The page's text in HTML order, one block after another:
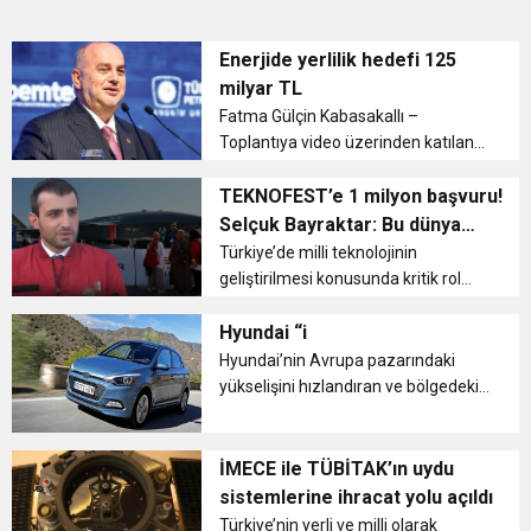
Enerjide yerlilik hedefi 125
milyar TL
Fatma Gülçin Kabasakallı –
Toplantıya video üzerinden katılan
Fatih Dönmez Türkiye’nin enerji
teknolojilerinde son yıllarda ciddi bir
atılım gerçekleştirdiğini b...
TEKNOFEST’e 1 milyon başvuru!
Selçuk Bayraktar: Bu dünya
tarihinde görülmüş şey değil
Türkiye’de milli teknolojinin
geliştirilmesi konusunda kritik rol
paydaşlığıyla, Türkiye Teknoloji
Takımı Vakfı ile Sanayi ve Teknoloji
Bakanlığı yürütücülüğünde
Hyundai “i
Hyundai’nin Avrupa pazarındaki
yükselişini hızlandıran ve bölgedeki
kuruluşlarının değerlendirme
raporlarında yüksek skorlar elde
ede...
İMECE ile TÜBİTAK’ın uydu
sistemlerine ihracat yolu açıldı
Türkiye’nin yerli ve milli olarak